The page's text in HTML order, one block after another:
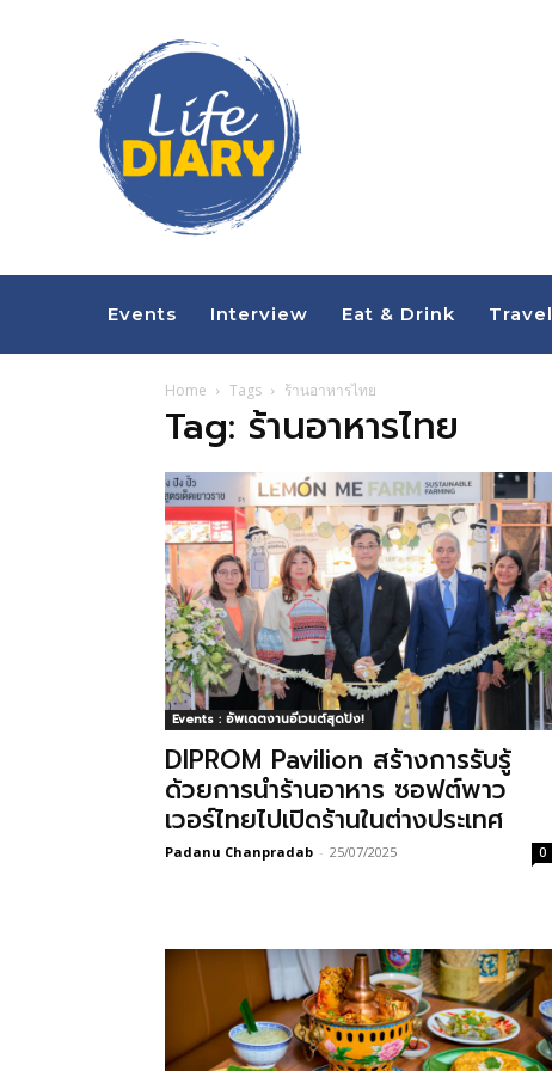
Events Interview Eat & Drink Travel
Home Tags ร้านอาหารไทย
Tag: ร้านอาหารไทย
Events : อัพเดตงานอีเวนต์สุดปัง!
DIPROM Pavilion สร้างการรับรู้
ด้วยการนำร้านอาหาร ซอฟต์พาว
เวอร์ไทยไปเปิดร้านในต่างประเทศ
Padanu Chanpradab - 25/07/2025 0